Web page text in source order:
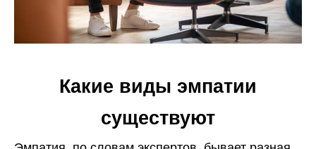
Какие виды эмпатии
существуют